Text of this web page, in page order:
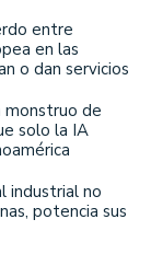
entre
en las
o dan servicios
monstruo de
solo la IA
industrial no
potencia sus